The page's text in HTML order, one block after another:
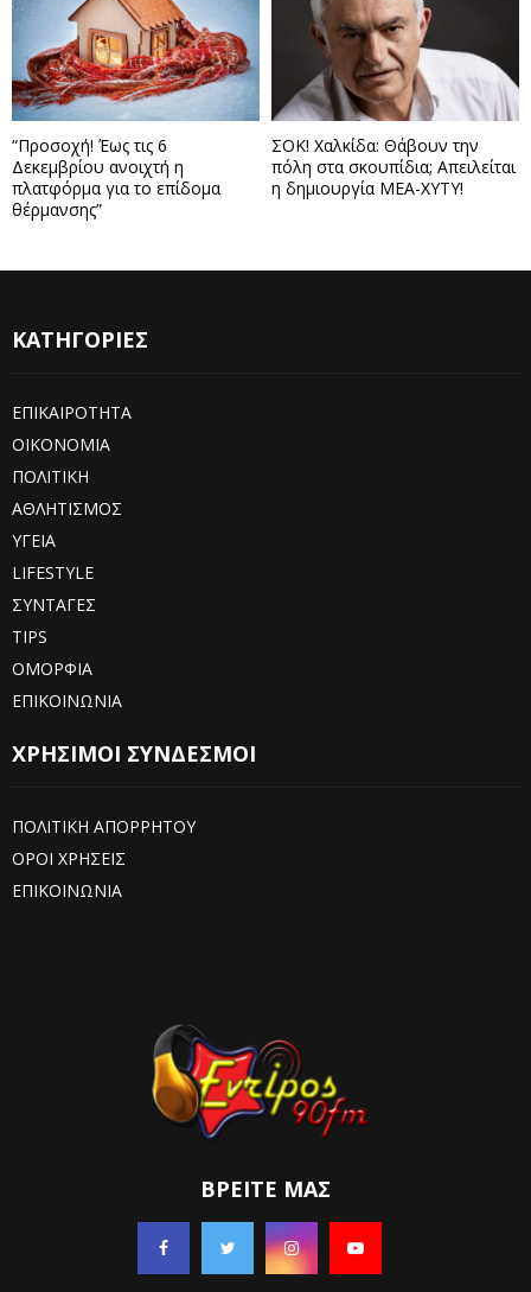
“Προσοχή! Έως τις 6
Δεκεμβρίου ανοιχτή η
πλατφόρμα για το επίδομα
θέρμανσης”
ΣΟΚ! Χαλκίδα: Θάβουν την
πόλη στα σκουπίδια; Απειλείται
η δημιουργία ΜΕΑ-ΧΥΤΥ!
ΚΑΤΗΓΟΡΙΕΣ
ΕΠΙΚΑΙΡΟΤΗΤΑ
ΟΙΚΟΝΟΜΙΑ
ΠΟΛΙΤΙΚΗ
ΑΘΛΗΤΙΣΜΟΣ
ΥΓΕΙΑ
LIFESTYLE
ΣΥΝΤΑΓΕΣ
TIPS
ΟΜΟΡΦΙΑ
ΕΠΙΚΟΙΝΩΝΙΑ
ΧΡΗΣΙΜΟΙ ΣΥΝΔΕΣΜΟΙ
ΠΟΛΙΤΙΚΗ ΑΠΟΡΡΗΤΟΥ
ΟΡΟΙ ΧΡΗΣΕΙΣ
ΕΠΙΚΟΙΝΩΝΙΑ
ΒΡΕΊΤΕ ΜΑΣ